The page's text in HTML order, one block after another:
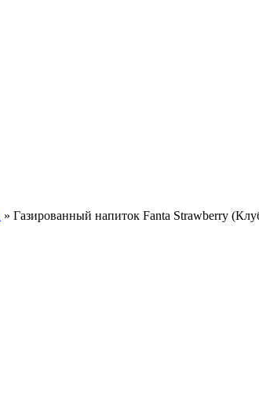
» Газированный напиток Fanta Strawberry